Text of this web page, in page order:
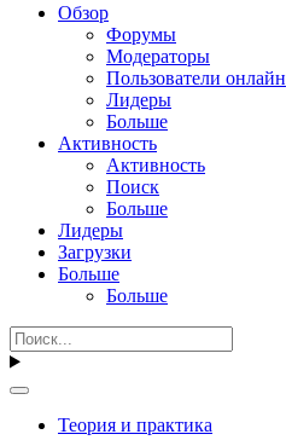
Обзор
Форумы
Модераторы
Пользователи онлайн
Лидеры
Больше
Активность
Активность
Поиск
Больше
Лидеры
Загрузки
Больше
Больше
Теория и практика